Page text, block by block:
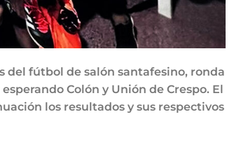
del fútbol de salón santafesino, ronda
Colón y Unión de Crespo. El
los resultados y sus respectivos